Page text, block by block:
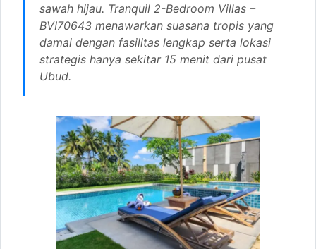
sawah hijau. Tranquil 2-Bedroom Villas –
BVI70643 menawarkan suasana tropis yang
damai dengan fasilitas lengkap serta lokasi
strategis hanya sekitar 15 menit dari pusat
Ubud.